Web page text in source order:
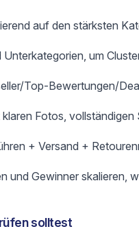
auf den stärksten
um
Top-Bewertungen/
Fotos,
+ Versand +
und Gewinner skalieren,
solltest